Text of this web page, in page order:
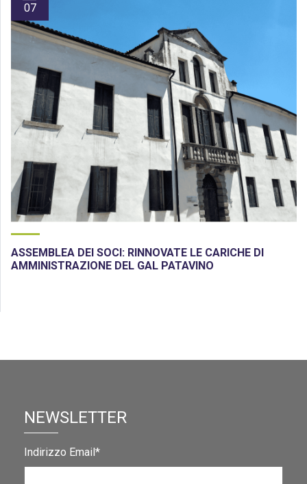
07
ASSEMBLEA DEI SOCI: RINNOVATE LE CARICHE DI
AMMINISTRAZIONE DEL GAL PATAVINO
NEWSLETTER
Indirizzo Email*